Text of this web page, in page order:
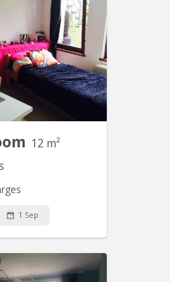
12 m²
1 Sep
avec entrée et
pour étudiant.
3 personnes dans
autour du lac de
petit espace jardin
. Petite Cuisine
Internet offert à
Possibilité
KV 516